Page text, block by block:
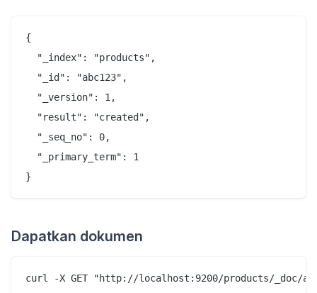
{
  "_index": "products",
  "_id": "abc123",
  "_version": 1,
  "result": "created",
  "_seq_no": 0,
  "_primary_term": 1
Dapatkan dokumen
curl -X GET "http://localhost:9200/products/_doc/